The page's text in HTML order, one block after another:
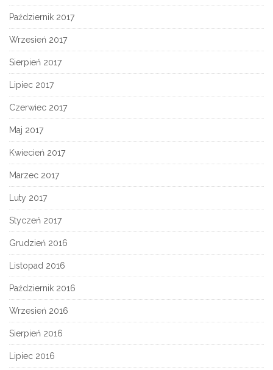
Październik 2017
Wrzesień 2017
Sierpień 2017
Lipiec 2017
Czerwiec 2017
Maj 2017
Kwiecień 2017
Marzec 2017
Luty 2017
Styczeń 2017
Grudzień 2016
Listopad 2016
Październik 2016
Wrzesień 2016
Sierpień 2016
Lipiec 2016